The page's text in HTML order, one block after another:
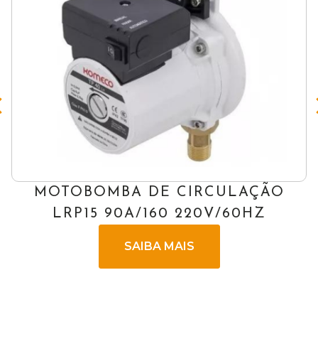
MOTOBOMBA DE CIRCULAÇÃO
LRP15 90A/160 220V/60HZ
SAIBA MAIS